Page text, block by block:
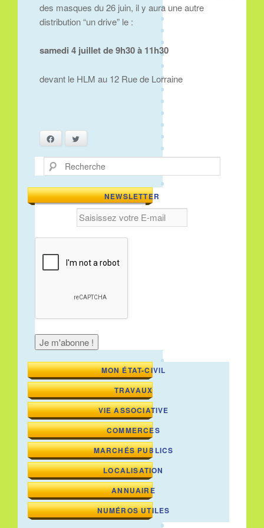
des masques du 26 juin, il y aura une autre
distribution “un drive” le :
samedi 4 juillet de 9h30 à 11h30
devant le HLM au 12 Rue de Lorraine
Facebook
Recherche
NEWSLETTER
MON ÉTAT-CIVIL
TRAVAUX
VIE ASSOCIATIVE
COMMERCES
MARCHÉS PUBLICS
LOCALISATION
ANNUAIRE
NUMÉROS UTILES